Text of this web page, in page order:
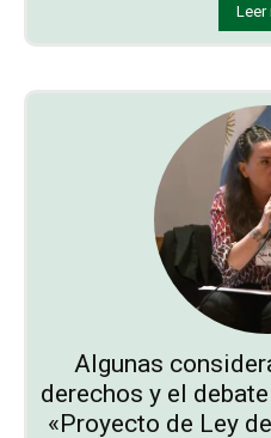
Leer
Algunas
derechos y el
«Proyecto de Ley